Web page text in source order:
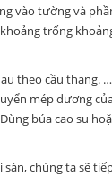
vào tường và
trống
theo cầu thang.
mép dương
búa cao su
chúng ta sẽ